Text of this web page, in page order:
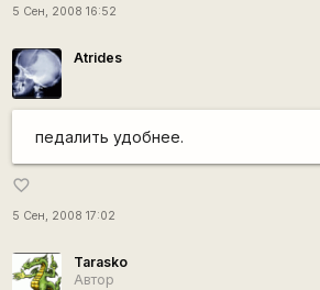
5 Сен, 2008 16:52
Atrides
педалить удобнее.
favorite_border
5 Сен, 2008 17:02
Tarasko
Автор